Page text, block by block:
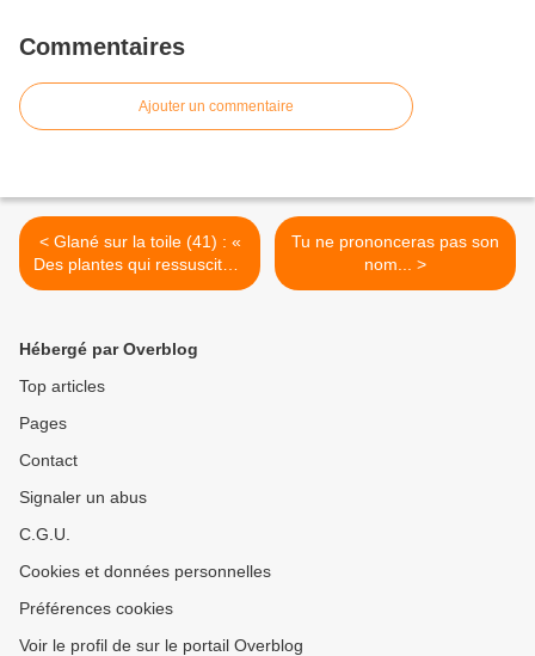
Commentaires
Ajouter un commentaire
< Glané sur la toile (41) : «
Des plantes qui ressuscitent
pour résister à la
Tu ne prononceras pas son
nom... >
Hébergé par Overblog
Top articles
Pages
Contact
Signaler un abus
C.G.U.
Cookies et données personnelles
Préférences cookies
Voir le profil de sur le portail Overblog